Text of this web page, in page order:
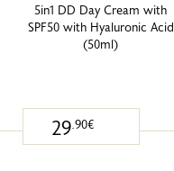
5in1 DD Day Cream with
SPF50 with Hyaluronic Acid
(50ml)
29.90€